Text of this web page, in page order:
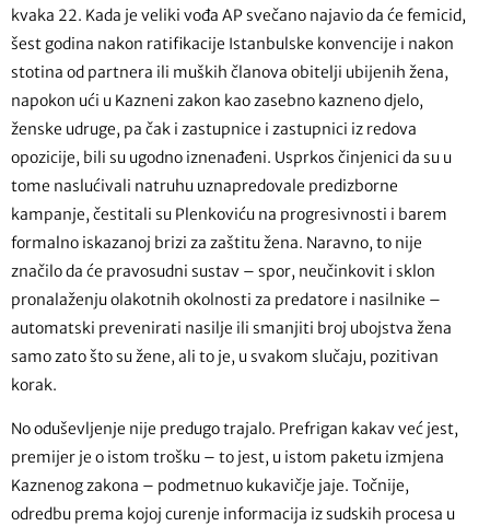
kvaka 22. Kada je veliki vođa AP svečano najavio da će femicid,
šest godina nakon ratifikacije Istanbulske konvencije i nakon
stotina od partnera ili muških članova obitelji ubijenih žena,
napokon ući u Kazneni zakon kao zasebno kazneno djelo,
ženske udruge, pa čak i zastupnice i zastupnici iz redova
opozicije, bili su ugodno iznenađeni. Usprkos činjenici da su u
tome naslućivali natruhu uznapredovale predizborne
kampanje, čestitali su Plenkoviću na progresivnosti i barem
formalno iskazanoj brizi za zaštitu žena. Naravno, to nije
značilo da će pravosudni sustav – spor, neučinkovit i sklon
pronalaženju olakotnih okolnosti za predatore i nasilnike –
automatski prevenirati nasilje ili smanjiti broj ubojstva žena
samo zato što su žene, ali to je, u svakom slučaju, pozitivan
korak.
No oduševljenje nije predugo trajalo. Prefrigan kakav već jest,
premijer je o istom trošku – to jest, u istom paketu izmjena
Kaznenog zakona – podmetnuo kukavičje jaje. Točnije,
odredbu prema kojoj curenje informacija iz sudskih procesa u